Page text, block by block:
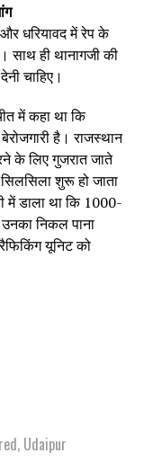
धरियावद में रेप के
साथ ही थानागजी की
चाहिए।
में कहा था कि
है। राजस्थान
के लिए गुजरात जाते
शुरू हो जाता
में डाला था कि 1000-
निकल पाना
यूनिट को
, Udaipur